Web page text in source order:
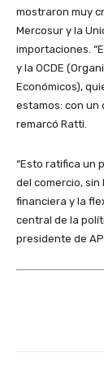
mostraron muy
Mercosur y la
importaciones.
y la OCDE
Económicos),
estamos: con un
remarcó Ratti.
“Esto ratifica un
del comercio,
financiera y la
central de la
presidente de